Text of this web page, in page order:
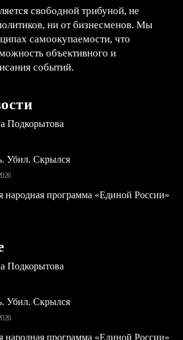
свободной трибуной, не
ни от бизнесменов. Мы
самоокупаемости, что
объективного и
событий.
Подкорытова
Убил. Скрылся
народная программа «Единой России»
Подкорытова
Убил. Скрылся
народная программа «Единой России»